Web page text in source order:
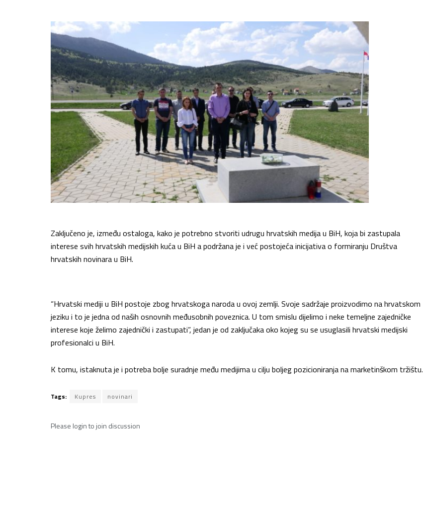
Zaključeno je, između ostaloga, kako je potrebno stvoriti udrugu hrvatskih medija u BiH, koja bi zastupala
interese svih hrvatskih medijskih kuća u BiH a podržana je i već postojeća inicijativa o formiranju Društva
hrvatskih novinara u BiH.
“Hrvatski mediji u BiH postoje zbog hrvatskoga naroda u ovoj zemlji. Svoje sadržaje proizvodimo na hrvatskom
jeziku i to je jedna od naših osnovnih međusobnih poveznica. U tom smislu dijelimo i neke temeljne zajedničke
interese koje želimo zajednički i zastupati”, jedan je od zaključaka oko kojeg su se usuglasili hrvatski medijski
profesionalci u BiH.
K tomu, istaknuta je i potreba bolje suradnje među medijima u cilju boljeg pozicioniranja na marketinškom tržištu.
Tags: Kupres novinari
Please loginto join discussion